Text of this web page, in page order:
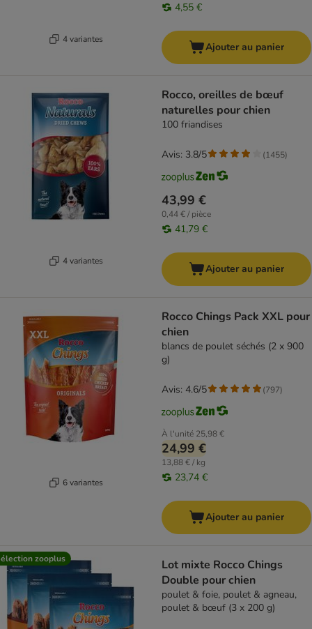
4 variantes
4,55 €
Ajouter au panier
4 variantes
Rocco, oreilles de bœuf
naturelles pour chien
100 friandises
43,99 €
0,44 € / pièce
41,79 €
Avis: 3.8/5 (1455)
Ajouter au panier
6 variantes
Rocco Chings Pack XXL pour
chien
blancs de poulet séchés (2 x 900
g)
À l'unité 25,98 €
24,99 €
13,88 € / kg
23,74 €
Avis: 4.6/5 (797)
Ajouter au panier
zooplus
Lot mixte Rocco Chings
Double pour chien
poulet & foie, poulet & agneau,
poulet & bœuf (3 x 200 g)